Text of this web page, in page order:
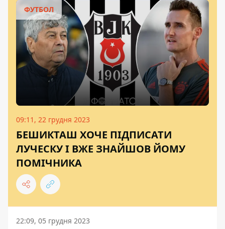
ФУТБОЛ
09:11, 22 грудня 2023
БЕШИКТАШ ХОЧЕ ПІДПИСАТИ
ЛУЧЕСКУ І ВЖЕ ЗНАЙШОВ ЙОМУ
ПОМІЧНИКА
22:09, 05 грудня 2023